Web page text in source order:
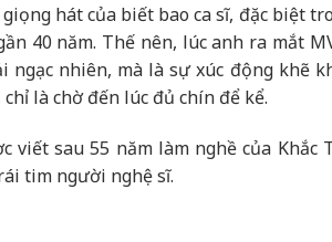
hát của biết bao ca sĩ, đặc biệt
40 năm. Thế nên, lúc anh ra mắt
nhiên, mà là sự xúc động khẽ
là chờ đến lúc đủ chín để kể.
sau 55 năm làm nghề của Khắc
tim người nghệ sĩ.